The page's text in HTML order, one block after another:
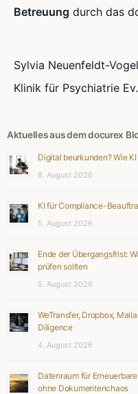
Betreuung durch das
Sylvia Neuenfeldt-
Klinik für Psychiatrie
Aktuelles aus dem docurex
Digital beurkunden? Wie
8. August 2026
KI für Compliance-
5. August 2026
Ende der Übergangsfrist:
prüfen sollten
5. August 2026
WeTransfer, Dropbox,
Diligence
4. August 2026
Datenraum für
ohne Dokumentenchaos